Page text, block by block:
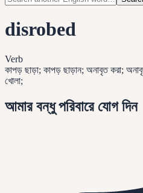
disrobed
Verb
কাপড় ছাড়া; কাপড় ছাড়ান; অনাবৃত করা;
খোলা;
আমার বন্ধু পরিবারে যোগ দিন